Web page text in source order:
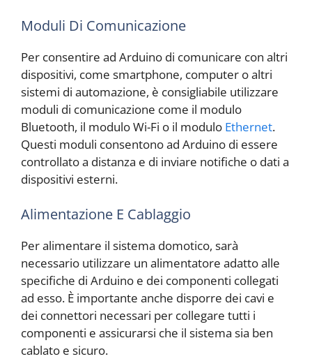
Moduli Di Comunicazione
Per consentire ad Arduino di comunicare con altri
dispositivi, come smartphone, computer o altri
sistemi di automazione, è consigliabile utilizzare
moduli di comunicazione come il modulo
Bluetooth, il modulo Wi-Fi o il modulo Ethernet.
Questi moduli consentono ad Arduino di essere
controllato a distanza e di inviare notifiche o dati a
dispositivi esterni.
Alimentazione E Cablaggio
Per alimentare il sistema domotico, sarà
necessario utilizzare un alimentatore adatto alle
specifiche di Arduino e dei componenti collegati
ad esso. È importante anche disporre dei cavi e
dei connettori necessari per collegare tutti i
componenti e assicurarsi che il sistema sia ben
cablato e sicuro.